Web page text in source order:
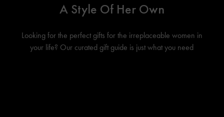
A Style Of Her Own
Looking for the perfect gifts for the irreplaceable women in
your life? Our curated gift guide is just what you need